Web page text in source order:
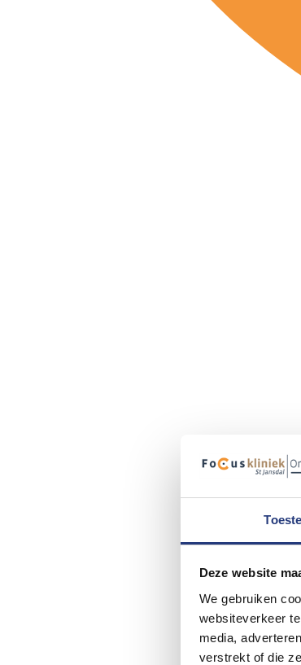
Deze website
We gebruiken
websiteverkeer
media,
verstrekt of die